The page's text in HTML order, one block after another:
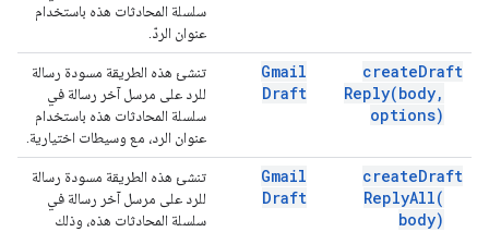
سلسلة المحادثات هذه باستخدام
عنوان الردّ.
createDraft
Reply(body,
options)
Gmail
Draft
تنشئ هذه الطريقة مسودة رسالة
للرد على مرسل آخر رسالة في
سلسلة المحادثات هذه باستخدام
عنوان الرد، مع وسيطات اختيارية.
createDraft
ReplyAll(
body)
Gmail
Draft
تنشئ هذه الطريقة مسودة رسالة
للرد على مرسل آخر رسالة في
سلسلة المحادثات هذه، وذلك